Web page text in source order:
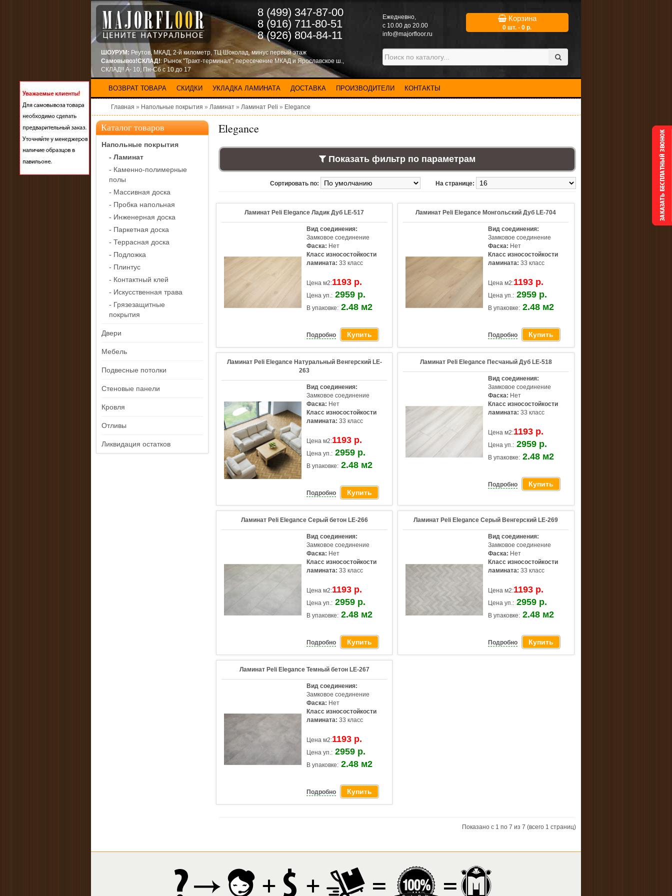
8 (499) 347-87-00
8 (916) 711-80-51
8 (926) 804-84-11
Eжедневно,
с 10.00 до 20.00
info@majorfloor.ru
Корзина
0 шт. - 0 р.
ШОУРУМ: Реутов, МКАД, 2-й километр, ТЦ Шоколад, минус первый этаж
Самовывоз!СКЛАД!: Рынок "Тракт-терминал", пересечение МКАД и Ярославское ш.,
СКЛАД!! А- 10, Пн-Сб с 10 до 17
ВОЗВРАТ ТОВАРА СКИДКИ УКЛАДКА ЛАМИНАТА ДОСТАВКА ПРОИЗВОДИТЕЛИ КОНТАКТЫ
Главная » Напольные покрытия » Ламинат » Ламинат Peli » Elegance
Каталог товаров
Напольные покрытия
- Ламинат
- Каменно-полимерные
полы
- Массивная доска
- Пробка напольная
- Инженерная доска
- Паркетная доска
- Террасная доска
- Подложка
- Плинтус
- Контактный клей
- Искусственная трава
- Грязезащитные
покрытия
Двери
Мебель
Подвесные потолки
Стеновые панели
Кровля
Отливы
Ликвидация остатков
Elegance
Показать фильтр по параметрам
На странице:
Сортировать по:
Ламинат Peli Elegance Ладик Дуб LE-517
Вид соединения:
Замковое соединение
Фаска: Нет
Класс износостойкости
ламината: 33 класс
Цена м2:1193 р.
Цена уп.: 2959 р.
В упаковке: 2.48 м2
Подробно Купить
Ламинат Peli Elegance Монгольский Дуб LE-704
Вид соединения:
Замковое соединение
Фаска: Нет
Класс износостойкости
ламината: 33 класс
Цена м2:1193 р.
Цена уп.: 2959 р.
В упаковке: 2.48 м2
Подробно Купить
Ламинат Peli Elegance Натуральный Венгерский LE-
263
Вид соединения:
Замковое соединение
Фаска: Нет
Класс износостойкости
ламината: 33 класс
Цена м2:1193 р.
Цена уп.: 2959 р.
В упаковке: 2.48 м2
Подробно Купить
Ламинат Peli Elegance Песчаный Дуб LE-518
Вид соединения:
Замковое соединение
Фаска: Нет
Класс износостойкости
ламината: 33 класс
Цена м2:1193 р.
Цена уп.: 2959 р.
В упаковке: 2.48 м2
Подробно Купить
Ламинат Peli Elegance Серый бетон LE-266
Вид соединения:
Замковое соединение
Фаска: Нет
Класс износостойкости
ламината: 33 класс
Цена м2:1193 р.
Цена уп.: 2959 р.
В упаковке: 2.48 м2
Подробно Купить
Ламинат Peli Elegance Серый Венгерский LE-269
Вид соединения:
Замковое соединение
Фаска: Нет
Класс износостойкости
ламината: 33 класс
Цена м2:1193 р.
Цена уп.: 2959 р.
В упаковке: 2.48 м2
Подробно Купить
Ламинат Peli Elegance Темный бетон LE-267
Вид соединения:
Замковое соединение
Фаска: Нет
Класс износостойкости
ламината: 33 класс
Цена м2:1193 р.
Цена уп.: 2959 р.
В упаковке: 2.48 м2
Подробно Купить
Показано с 1 по 7 из 7 (всего 1 страниц)